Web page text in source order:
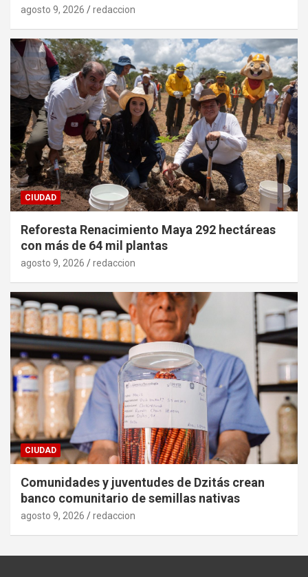
agosto 9, 2026 redaccion
CIUDAD
Reforesta Renacimiento Maya 292 hectáreas
con más de 64 mil plantas
agosto 9, 2026 redaccion
CIUDAD
Comunidades y juventudes de Dzitás crean
banco comunitario de semillas nativas
agosto 9, 2026 redaccion